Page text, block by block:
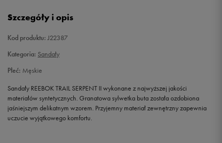
43 28 cm
45,5 30 cm Powiadom o dostępności
Szczegóły i opis
Kod produktu:J22387
Kategoria: Sandały
Płeć: Męskie
Sandały REEBOK TRAIL SERPENT II wykonane z najwyższej jakości
materiałów syntetycznych. Granatowa sylwetka buta została ozdobiona
jaśniejszym delikatnym wzorem. Przyjemny materiał zewnętrzny zapewnia
uczucie wyjątkowego komfortu.